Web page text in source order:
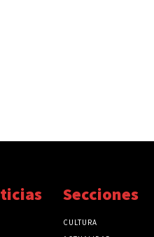
Secciones
CULTURA